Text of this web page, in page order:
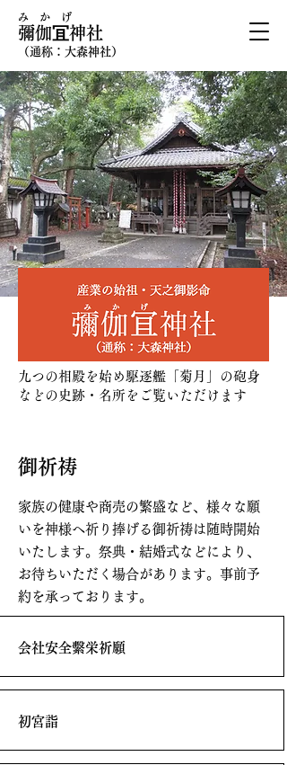
​み か げ
彌伽冝神社
（通称：大森神社）
九つの相殿を始め駆逐艦「菊月」の砲身
などの史跡・名所をご覧いただけます
御祈祷
家族の健康や商売の繁盛など、様々な願
いを神様へ祈り捧げる御祈祷は随時開始
いたします。祭典・結婚式などにより、
お待ちいただく場合があります。事前予
約を承っております。
会社安全繫栄祈願
初宮詣